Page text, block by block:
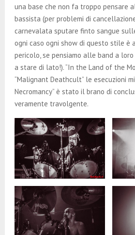
una base che non fa troppo pensare
bassista (per problemi di
carnevalata sputare finto sangue
ogni caso ogni show di questo stile è
pericolo, se pensiamo alle band a
a stare di lato!). “In the Land of the
“Malignant Deathcult” le esecuzioni
Necromancy” è stato il brano di
veramente travolgente.